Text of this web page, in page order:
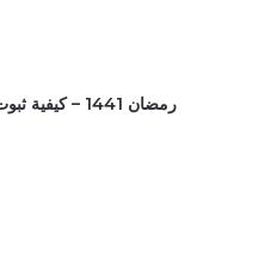
رمضان 1441 – كيفية ثبوت شهر الصوم